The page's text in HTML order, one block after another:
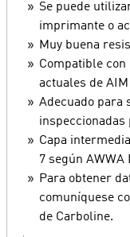
Se puede
imprimante o
Muy buena
Compatible con
actuales de AIM
Adecuado para
inspeccionadas
Capa
7 según AWWA
Para obtener
comuníquese
de Carboline.